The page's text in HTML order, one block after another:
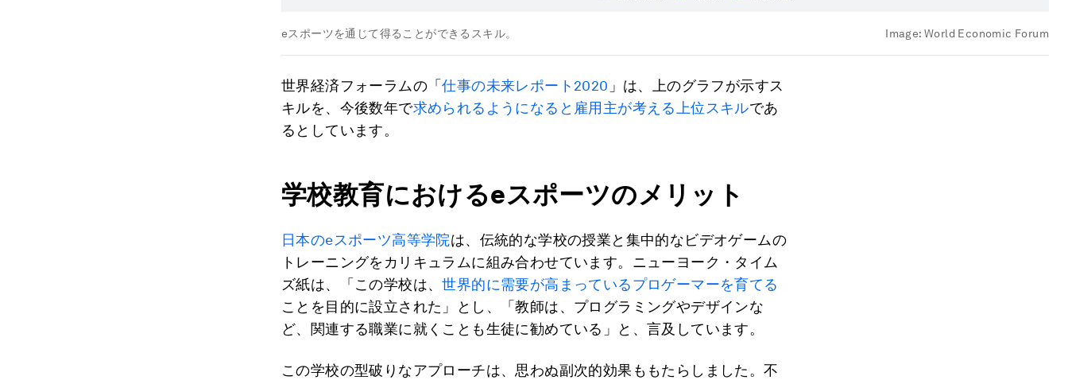
eスポーツを通じて得ることができるスキル。 Image: World Economic Forum
世界経済フォーラムの「仕事の未来レポート2020 」は、上のグラフが示すス
キルを、今後数年で求められるようになると雇用主が考える上位スキルであ
るとしています。
学校教育におけるeスポーツのメリット
日本のeスポーツ高等学院は、伝統的な学校の授業と集中的なビデオゲームの
トレーニングをカリキュラムに組み合わせています。ニューヨーク・タイム
ズ紙は、「この学校は、世界的に需要が高まっているプロゲーマーを育てる
ことを目的に設立された」とし、「教師は、プログラミングやデザインな
ど、関連する職業に就くことも生徒に勧めている」と、言及しています。
この学校の型破りなアプローチは、思わぬ副次的効果ももたらしました。不